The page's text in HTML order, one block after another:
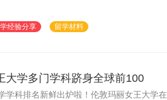
经验分享 留学材料
大学多门学科跻身全球前100
学科排名新鲜出炉啦！伦敦玛丽女王大学